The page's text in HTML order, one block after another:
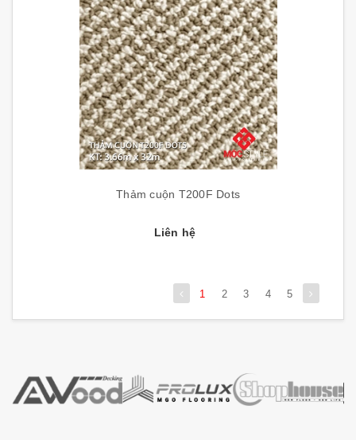
Thảm cuộn T200F Dots
Liên hệ
1 2 3 4 5